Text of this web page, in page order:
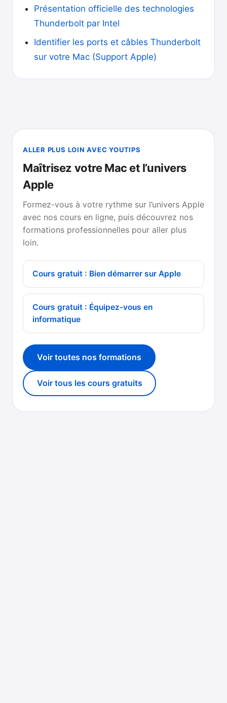
Présentation officielle des technologies
Thunderbolt par Intel
Identifier les ports et câbles Thunderbolt
sur votre Mac (Support Apple)
ALLER PLUS LOIN AVEC YOUTIPS
Maîtrisez votre Mac et l’univers
Apple
Formez-vous à votre rythme sur l’univers Apple
avec nos cours en ligne, puis découvrez nos
formations professionnelles pour aller plus
loin.
Cours gratuit : Bien démarrer sur Apple
Cours gratuit : Équipez-vous en
informatique
Voir toutes nos formations
Voir tous les cours gratuits